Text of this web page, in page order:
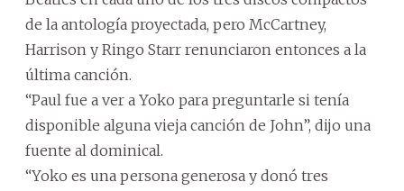
de la antología proyectada, pero McCartney,
Harrison y Ringo Starr renunciaron entonces a la
última canción.
“Paul fue a ver a Yoko para preguntarle si tenía
disponible alguna vieja canción de John”, dijo una
fuente al dominical.
“Yoko es una persona generosa y donó tres